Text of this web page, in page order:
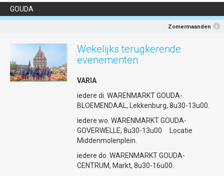
Foto © Lima Fotografie
GOUDA
Zomermaanden
Wekelijks terugkerende
evenementen
VARIA
iedere di. WARENMARKT GOUDA-
BLOEMENDAAL, Lekkenburg, 8u30-13u00.
iedere wo. WARENMARKT GOUDA-
GOVERWELLE, 8u30-13u00 Locatie
Middenmolenplein.
iedere do. WARENMARKT GOUDA-
CENTRUM, Markt, 8u30-16u00.